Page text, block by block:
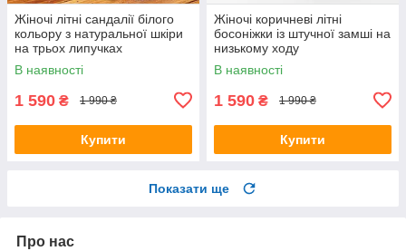
Жіночі літні сандалії білого
кольору з натуральної шкіри
на трьох липучках
В наявності
1 590 ₴ 1 990 ₴
Купити
Жіночі коричневі літні
босоніжки із штучної замші на
низькому ходу
В наявності
1 590 ₴ 1 990 ₴
Купити
Показати ще
Про нас